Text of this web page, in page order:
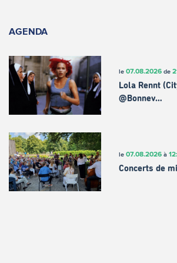
AGENDA
le 07.08.2026de
Lola Rennt
@Bonnev…
le 07.08.2026à
Concerts de